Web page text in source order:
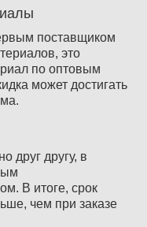
поставщиком
это
по оптовым
может достигать
друг другу, в
В итоге, срок
чем при заказе